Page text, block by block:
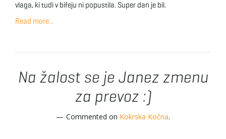
vlaga, ki tudi v bifeju ni popustila. Super dan je bil.
Read more...
Na žalost se je Janez zmenu
za prevoz :)
Commented on Kokrska Kočna.